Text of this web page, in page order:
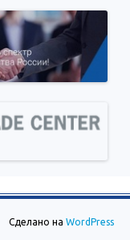
Сделано на WordPress